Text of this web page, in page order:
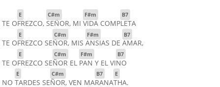
TE O
E
FREZCO,
C#m
SEÑOR, MI
F#m
VIDA COMP
B7
LETA
TE O
E
FREZCO SE
C#m
ÑOR, MIS
F#m
ANSIAS DE
B7
AMAR,
TE O
E
FREZCO SE
C#m
ÑOR EL
F#m
PAN Y EL VI
B7
NO
NO
E
TARDES SE
C#m
ÑOR, VEN MA
B7
RANA
E
THA.